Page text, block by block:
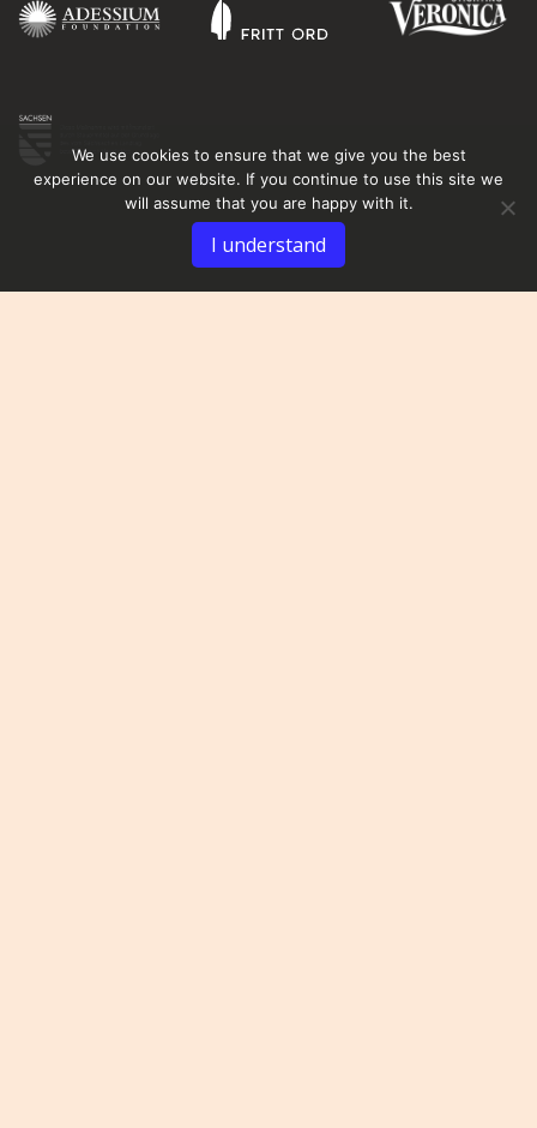
We use cookies to ensure that we give you the best
experience on our website. If you continue to use this site we
will assume that you are happy with it.
I understand